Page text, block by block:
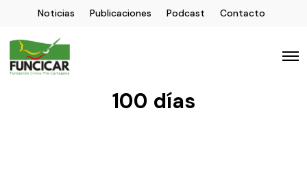
Noticias Publicaciones Podcast Contacto
100 días